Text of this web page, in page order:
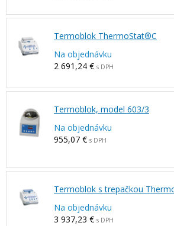
Termoblok ThermoStat®C
Na objednávku
2 691,24 € s DPH
Termoblok, model 603/3
Na objednávku
955,07 € s DPH
Termoblok s trepačkou
Na objednávku
3 937,23 € s DPH